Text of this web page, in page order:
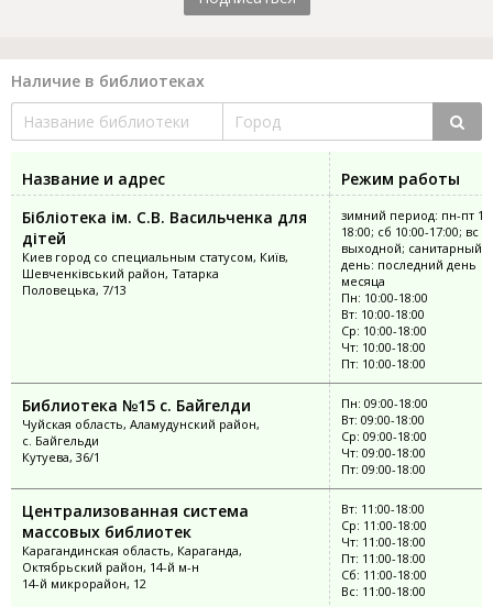
Наличие в библиотеках
Название и адрес
Режим работы
Бібліотека ім. С.В. Васильченка для
дітей
Киев город со специальным статусом, Київ,
Шевченківський район, Татарка
Половецька, 7/13
зимний период: пн-пт
18:00; сб 10:00-17:00; вс
выходной; санитарный
день: последний день
месяца
Пн: 10:00-18:00
Вт: 10:00-18:00
Ср: 10:00-18:00
Чт: 10:00-18:00
Пт: 10:00-18:00
Библиотека №15 с. Байгелди
Чуйская область, Аламудунский район,
с. Байгельди
Кутуева, 36/1
Пн: 09:00-18:00
Вт: 09:00-18:00
Ср: 09:00-18:00
Чт: 09:00-18:00
Пт: 09:00-18:00
Централизованная система
массовых библиотек
Карагандинская область, Караганда,
Октябрьский район, 14-й м-н
14-й микрорайон, 12
Вт: 11:00-18:00
Ср: 11:00-18:00
Чт: 11:00-18:00
Пт: 11:00-18:00
Сб: 11:00-18:00
Вс: 11:00-18:00